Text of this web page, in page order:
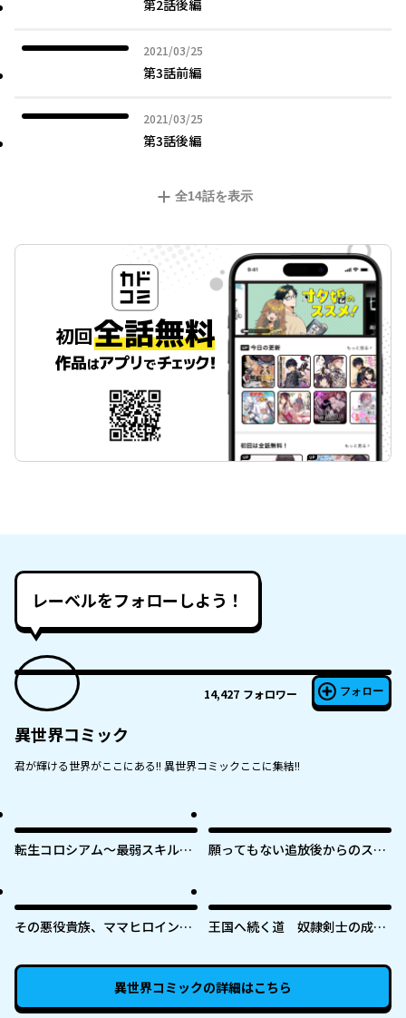
第2話後編
2021/03/25
2021年03月25日
第3話前編
2021/03/25
2021年03月25日
第3話後編
全14話を表示
レーベルをフォローしよう！
14,427 フォロワー フォロー
異世界コミック
君が輝ける世界がここにある!! 異世界コミックここに集結!!
転生コロシアム～最弱スキルで
願ってもない追放後からのスロ
なったらなぜかめちゃくちゃ懐
かれた〜
その悪役貴族、ママヒロインが
となり不遇な推しキャラ助けま
王国へ続く道 奴隷剣士の成り
異世界コミックの詳細はこちら